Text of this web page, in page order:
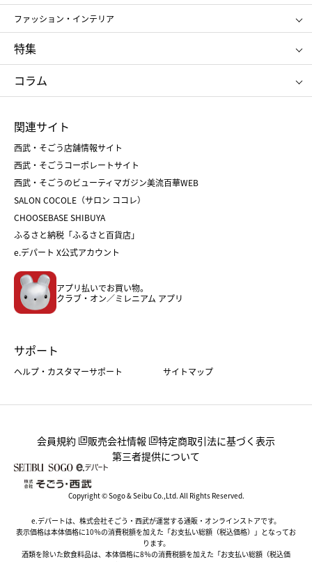
お中元
お歳暮
ポール&ジョー ボーテ
ジルスチュアート
NARS
RMK
クリニーク
SK-Ⅱ
アンリ・シャルパンティエ
ゴディバ
新宿高野
たねや
ねんりん家
ファッション・インテリア
ポロ ラルフ ローレン
タケオ キクチ
ママ＆キッズ
シュタイフ
特集
お中元
ひな人形
五月人形
父の日
クリスマスケーキ
ホワイトデー
コラム
菓子折り
和菓子
人気のギフト
バレンタイン
ホワイトデー
おせち
フード
ホーム・キッチン＆アート
関連サイト
西武・そごう店舗情報サイト
西武・そごうコーポレートサイト
西武・そごうのビューティマガジン美流百華WEB
SALON COCOLE（サロン ココレ）
CHOOSEBASE SHIBUYA
ふるさと納税「ふるさと百貨店」
e.デパート X公式アカウント
アプリ払いでお買い物。
クラブ・オン／ミレニアム アプリ
サポート
ヘルプ・カスタマーサポート サイトマップ
会員規約 販売会社情報
特定商取引法に基づく表示
第三者提供について
Copyright © Sogo & Seibu Co.,Ltd. All Rights Reserved.
e.デパートは、株式会社そごう・西武が運営する通販・オンラインストアです。
表示価格は本体価格に10％の消費税額を加えた「お支払い総額（税込価格）」となってお
ります。
酒類を除いた飲食料品は、本体価格に8％の消費税額を加えた「お支払い総額（税込価